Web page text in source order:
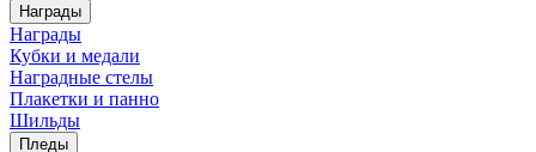
Награды
Награды
Кубки и медали
Наградные стелы
Плакетки и панно
Шильды
Пледы